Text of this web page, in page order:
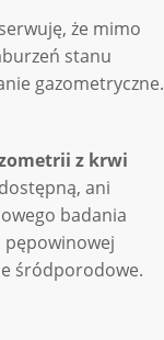
że mimo
stanu
gazometryczne.
z krwi
ani
badania
pępowinowej
śródporodowe.